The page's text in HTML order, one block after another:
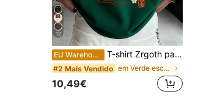
12
EU Warehouse T-shirt Zrgoth para homem, casual, versátil, minimalista, com estampado de grua japonesa, manga curta, streetwear
#2 Mais Vendido em Verde escuro T-shirts masculinas
10,49€